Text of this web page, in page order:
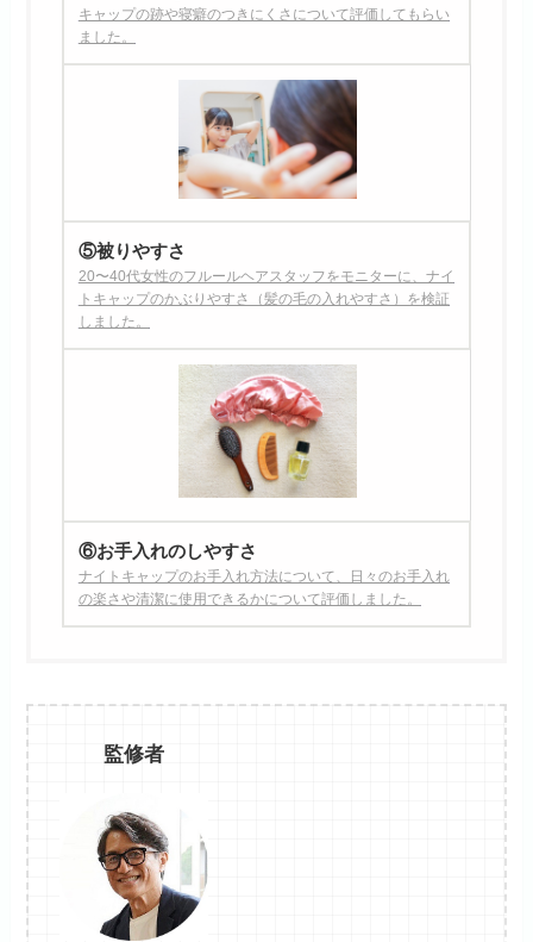
キャップの跡や寝癖のつきにくさについて評価してもらい
ました。
⑤被りやすさ
20〜40代女性のフルールヘアスタッフをモニターに、ナイ
トキャップのかぶりやすさ（髪の毛の入れやすさ）を検証
しました。
⑥お手入れのしやすさ
ナイトキャップのお手入れ方法について、日々のお手入れ
の楽さや清潔に使用できるかについて評価しました。
監修者